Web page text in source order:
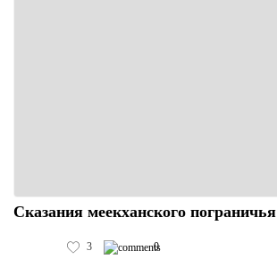
Сказания меекханского пограничья
3 0